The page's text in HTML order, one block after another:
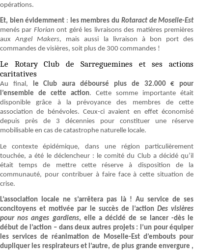
opérations.
Et, bien évidemment : les membres du Rotaract de Moselle-Est
menés par Florianont géré les livraisons des matières premières
auxAngel Makers, mais aussi la livraison à bon port des
commandes de visières, soit plus de 300 commandes !
Le Rotary Club de Sarreguemines et ses actions
caritatives
Au final, le Club aura déboursé plus de 32.000 € pour
l’ensemble de cette action. Cette somme importante était
disponible grâce à la prévoyance des membres de cette
association de bénévoles. Ceux-ci avaient en effet économisé
depuis près de 3 décennies pour constituer une réserve
mobilisable en cas de catastrophe naturelle locale.
Le contexte épidémique, dans une région particulièrement
touchée, a été le déclencheur : le comité du Club a décidé qu’il
était temps de mettre cette réserve à disposition de la
communauté, pour contribuer à faire face à cette situation de
crise.
L’association locale ne s’arrêtera pas là ! Au service de ses
concitoyens et motivée par le succès de l’actionDes visières
pour nos anges gardiens, elle a décidé de se lancer -dès le
début de l’action – dans deux autres projets : l’un pour équiper
les services de réanimation de Moselle-Est d’embouts pour
dupliquer les respirateurs et l’autre, de plus grande envergure ,